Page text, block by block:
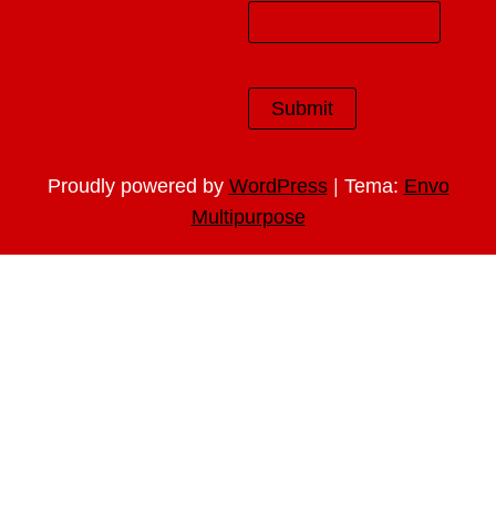
Proudly powered by WordPress | Tema: Envo
Multipurpose